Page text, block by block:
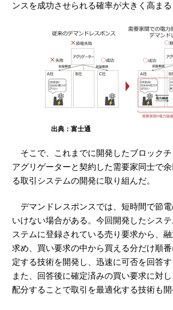
ンスを成功させられる確率が大きく高まる
出典：富士通
そこで、これまでに開発したブロックチ
アグリゲーターと契約した需要家同士で
る取引システムの開発に取り組んだ。
デマンドレスポンスでは、短時間で節電
いけない場合がある。今回開発したシス
ステムに登録されている売り要求から、
求め、買い要求の中から買える分だけ順
定する技術を開発し、迅速に可否を回答す
また、回答後に確定済みの買い要求に対
配分することで取引を最適化する技術も開